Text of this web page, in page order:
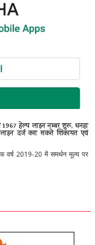
हेल्प लाइन नम्बर शुरू, धनहा
दर्ज करा सकते शिकायत एवं
वर्ष 2019-20 में समर्थन मूल्य पर